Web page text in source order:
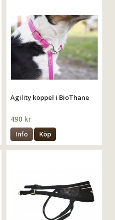
Agility koppel i BioThane
490 kr
Info Köp